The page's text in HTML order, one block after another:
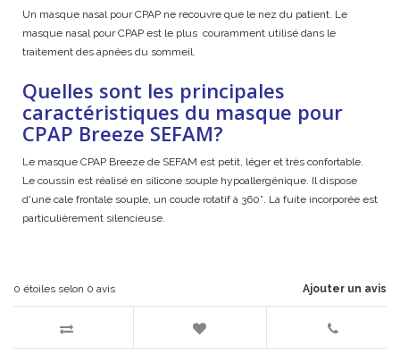
Un masque nasal pour CPAP ne recouvre que le nez du patient. Le
masque nasal pour CPAP est le plus couramment utilisé dans le
traitement des apnées du sommeil.
Quelles sont les principales
caractéristiques du masque pour
CPAP Breeze SEFAM?
Le masque CPAP Breeze de SEFAM est petit, léger et très confortable.
Le coussin est réalisé en silicone souple hypoallergénique. Il dispose
d'une cale frontale souple, un coude rotatif à 360°. La fuite incorporée est
particulièrement silencieuse.
Ajouter un avis
0 étoiles selon 0 avis